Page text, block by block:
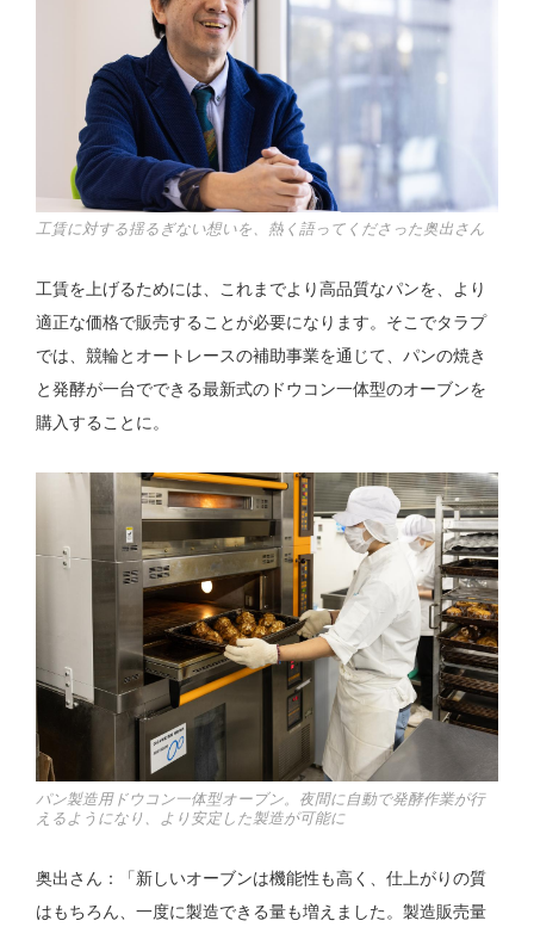
工賃に対する揺るぎない想いを、熱く語ってくださった奥出さん
工賃を上げるためには、これまでより高品質なパンを、より
適正な価格で販売することが必要になります。そこでタラプ
では、競輪とオートレースの補助事業を通じて、パンの焼き
と発酵が一台でできる最新式のドウコン一体型のオーブンを
購入することに。
パン製造用ドウコン一体型オーブン。夜間に自動で発酵作業が行
えるようになり、より安定した製造が可能に
奥出さん：「新しいオーブンは機能性も高く、仕上がりの質
はもちろん、一度に製造できる量も増えました。製造販売量